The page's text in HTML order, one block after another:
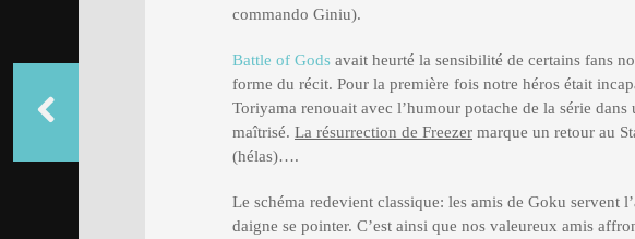
commando Giniu).
Battle of Gods avait heurté la sensibilité de certains fans
forme du récit. Pour la première fois notre héros était
Toriyama renouait avec l’humour potache de la série
maîtrisé. La résurrection de Freezer marque un retour au
(hélas)….
Le schéma redevient classique: les amis de Goku servent
daigne se pointer. C’est ainsi que nos valeureux amis